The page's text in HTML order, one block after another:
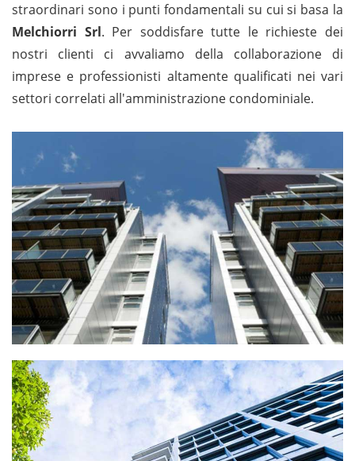
straordinari sono i punti fondamentali su cui si basa la
Melchiorri Srl. Per soddisfare tutte le richieste dei
nostri clienti ci avvaliamo della collaborazione di
imprese e professionisti altamente qualificati nei vari
settori correlati all'amministrazione condominiale.